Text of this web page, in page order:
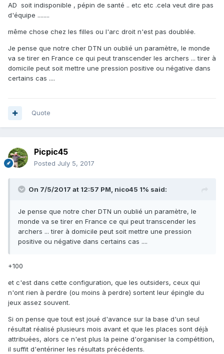
AD soit indisponible , pépin de santé .. etc etc .cela veut dire pas
d'équipe ........
même chose chez les filles ou l'arc droit n'est pas doublée.
Je pense que notre cher DTN un oublié un paramètre, le monde
va se tirer en France ce qui peut transcender les archers ... tirer à
domicile peut soit mettre une pression positive ou négative dans
certains cas ....
Quote
Picpic45
Posted July 5, 2017
On 7/5/2017 at 12:57 PM, nico45 1% said:
Je pense que notre cher DTN un oublié un paramètre, le
monde va se tirer en France ce qui peut transcender les
archers ... tirer à domicile peut soit mettre une pression
positive ou négative dans certains cas ....
+100
et c'est dans cette configuration, que les outsiders, ceux qui
n'ont rien à perdre (ou moins à perdre) sortent leur épingle du
jeux assez souvent.
Si on pense que tout est joué d'avance sur la base d'un seul
résultat réalisé plusieurs mois avant et que les places sont déjà
attribuées, alors ce n'est plus la peine d'organiser la compétition,
il suffit d'entériner les résultats précédents.